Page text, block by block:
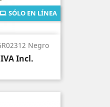
Negro
IVA Incl.
SÓLO EN LÍNEA